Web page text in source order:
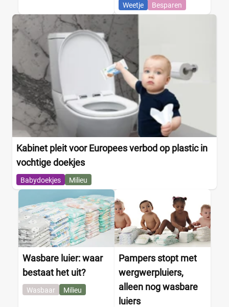
Weetje Besparen
Kabinet pleit voor Europees verbod op plastic in
vochtige doekjes
Babydoekjes Milieu
Wasbare luier: waar
bestaat het uit?
Wasbaar Milieu
Pampers stopt met
wergwerpluiers,
alleen nog wasbare
luiers